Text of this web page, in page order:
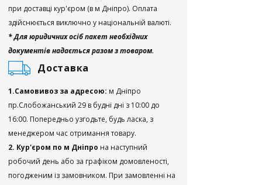
при доставці кур'єром (в м Дніпро). Оплата
здійснюється виключно у національній валюті.
* Для юридичних осіб пакет необхідних
документів надається разом з товаром.
Доставка
1.Самовивоз за адресою: м Дніпро
пр.Слобожанський 29 в будні дні з 10:00 до
16:00. Попередньо узгодьте, будь ласка, з
менеджером час отримання товару.
2. Кур'єром по м Дніпро на наступний
робочий день або за графіком домовленості,
погодженим із замовником. При замовленні на